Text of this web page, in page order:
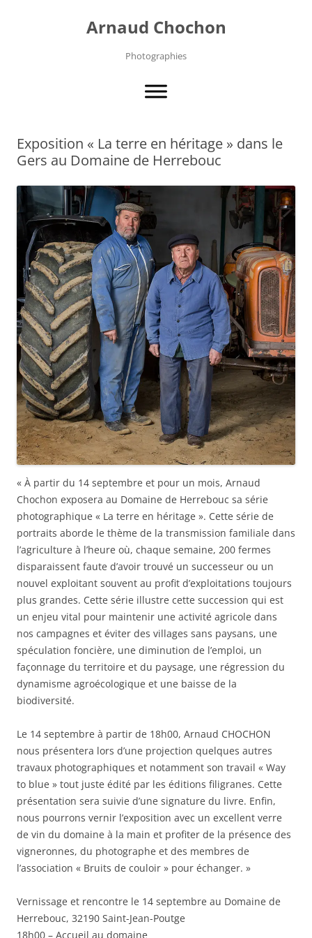
Arnaud Chochon
Photographies
Exposition « La terre en héritage » dans le
Gers au Domaine de Herrebouc
« À partir du 14 septembre et pour un mois, Arnaud
Chochon exposera au Domaine de Herrebouc sa série
photographique « La terre en héritage ». Cette série de
portraits aborde le thème de la transmission familiale dans
l’agriculture à l’heure où, chaque semaine, 200 fermes
disparaissent faute d’avoir trouvé un successeur ou un
nouvel exploitant souvent au profit d’exploitations toujours
plus grandes. Cette série illustre cette succession qui est
un enjeu vital pour maintenir une activité agricole dans
nos campagnes et éviter des villages sans paysans, une
spéculation foncière, une diminution de l’emploi, un
façonnage du territoire et du paysage, une régression du
dynamisme agroécologique et une baisse de la
biodiversité.
Le 14 septembre à partir de 18h00, Arnaud CHOCHON
nous présentera lors d’une projection quelques autres
travaux photographiques et notamment son travail « Way
to blue » tout juste édité par les éditions filigranes. Cette
présentation sera suivie d’une signature du livre. Enfin,
nous pourrons vernir l’exposition avec un excellent verre
de vin du domaine à la main et profiter de la présence des
vigneronnes, du photographe et des membres de
l’association « Bruits de couloir » pour échanger. »
Vernissage et rencontre le 14 septembre au Domaine de
Herrebouc, 32190 Saint-Jean-Poutge
18h00 – Accueil au domaine